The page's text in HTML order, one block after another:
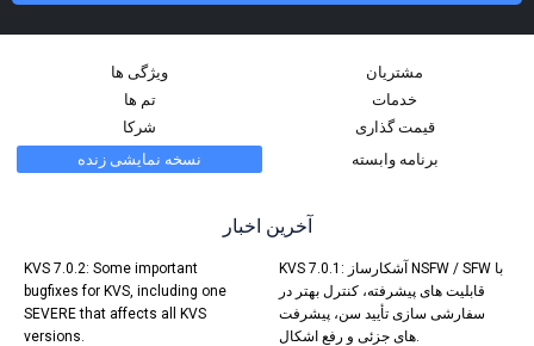
ویژگی ها
مشتریان
تم ها
خدمات
شرکا
قیمت گذاری
نسخه نمایشی زنده
برنامه وابسته
آخرین اخبار
KVS 7.0.2: Some important
bugfixes for KVS, including one
SEVERE that affects all KVS
versions.
KVS 7.0.1: آشکارساز NSFW / SFW با
قابلیت های پیشرفته، کنترل بهتر در
سفارشی سازی تأیید سن، پیشرفت
های جزئی و رفع اشکال.